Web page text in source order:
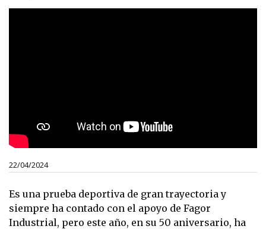
22/04/2024
Es una prueba deportiva de gran trayectoria y
siempre ha contado con el apoyo de Fagor
Industrial, pero este año, en su 50 aniversario, ha